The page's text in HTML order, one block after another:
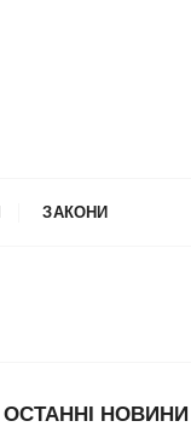
ЗАКОНИ
ОСТАННІ НОВИНИ